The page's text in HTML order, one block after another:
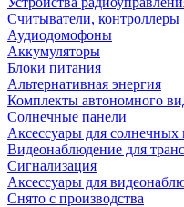
Считыватели, контроллеры
Аудиодомофоны
Аккумуляторы
Блоки питания
Альтернативная энергия
Комплекты автономного
Солнечные панели
Аксессуары для солнечных
Видеонаблюдение для
Сигнализация
Аксессуары для
Снято с производства